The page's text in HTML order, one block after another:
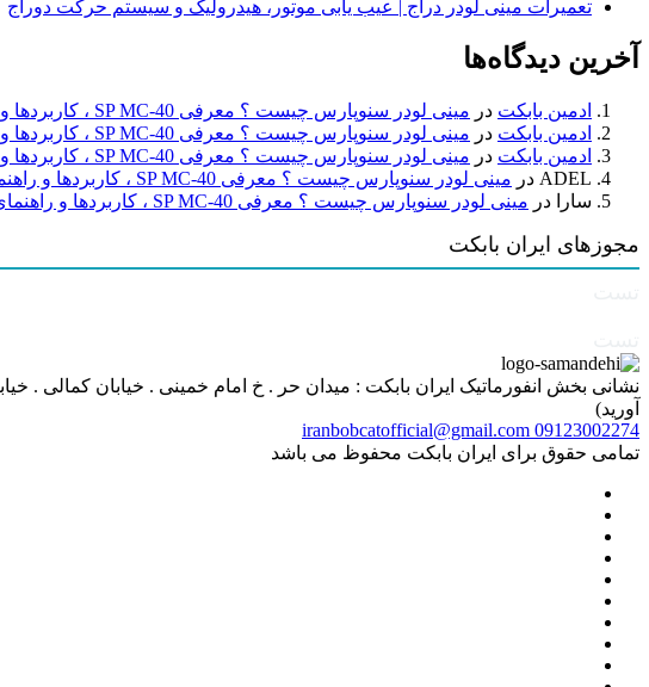
تعمیرات مینی لودر دراج | عیب یابی موتور، هیدرولیک و سیستم حرکت دوراج
آخرین دیدگاه‌ها
ادمین بابکت در مینی لودر سنوپارس چیست ؟ معرفی SP MC-40 ، کاربردها و راهنمای خرید
ادمین بابکت در مینی لودر سنوپارس چیست ؟ معرفی SP MC-40 ، کاربردها و راهنمای خرید
ادمین بابکت در مینی لودر سنوپارس چیست ؟ معرفی SP MC-40 ، کاربردها و راهنمای خرید
ADEL در مینی لودر سنوپارس چیست ؟ معرفی SP MC-40 ، کاربردها و راهنمای خرید
سارا
در مینی لودر سنوپارس چیست ؟ معرفی SP MC-40 ، کاربردها و راهنمای خرید
مجوزهای ایران بابکت
آورید)
09123002274
iranbobcatofficial@gmail.com
تمامی حقوق برای ایران بابکت محفوظ می باشد